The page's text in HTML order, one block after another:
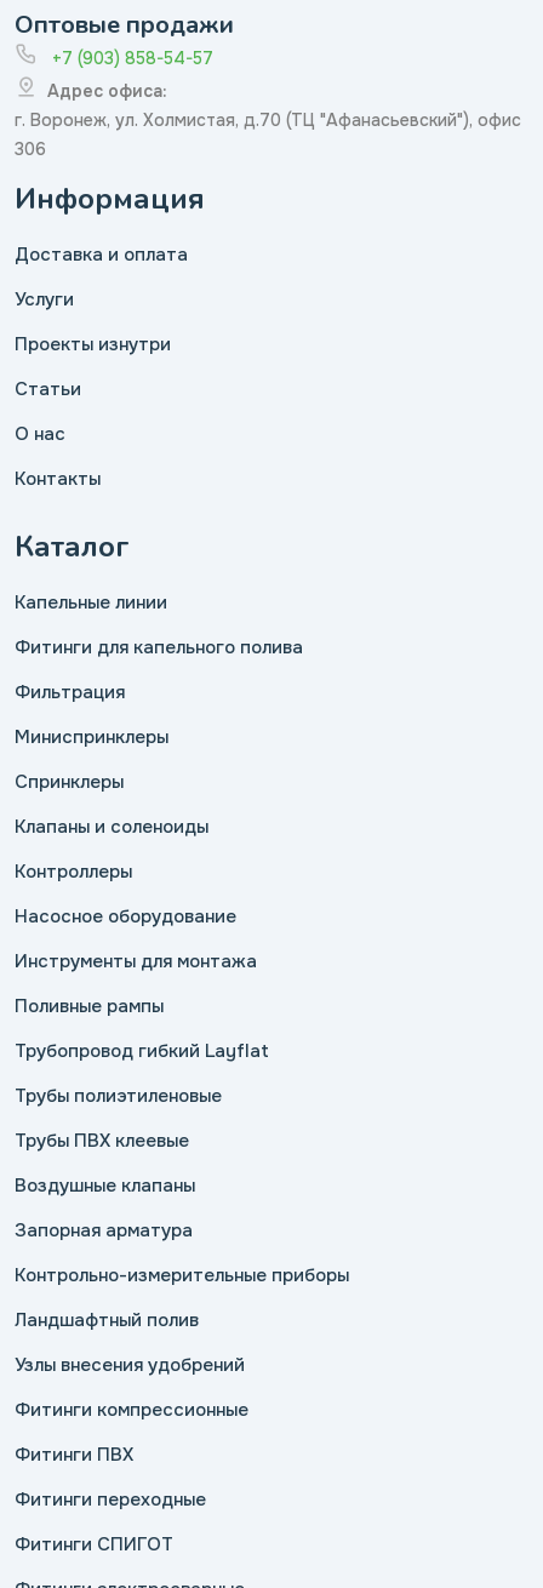
Оптовые продажи
+7 (903) 858-54-57
Адрес офиса:
г. Воронеж, ул. Холмистая, д.70 (ТЦ "Афанасьевский"), офис
306
Информация
Доставка и оплата
Услуги
Проекты изнутри
Статьи
О нас
Контакты
Каталог
Капельные линии
Фитинги для капельного полива
Фильтрация
Миниспринклеры
Спринклеры
Клапаны и соленоиды
Контроллеры
Насосное оборудование
Инструменты для монтажа
Поливные рампы
Трубопровод гибкий Layflat
Трубы полиэтиленовые
Трубы ПВХ клеевые
Воздушные клапаны
Запорная арматура
Контрольно-измерительные приборы
Ландшафтный полив
Узлы внесения удобрений
Фитинги компрессионные
Фитинги ПВХ
Фитинги переходные
Фитинги СПИГОТ